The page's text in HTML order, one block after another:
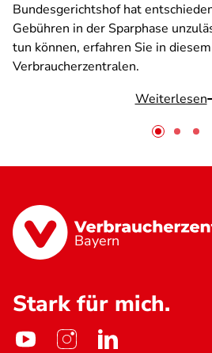
Bundesgerichtshof hat
Gebühren in der Sparphase
tun können, erfahren Sie in
Verbraucherzentralen.
Weiterlesen
Bayern
Stark für mich.